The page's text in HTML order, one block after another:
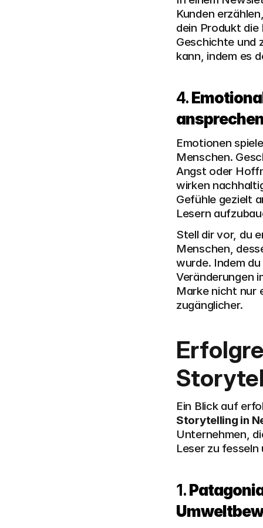
Kunden
dein Produkt die
Geschichte und
kann, indem es
4.
Emotionen
Menschen.
Angst oder
wirken
Gefühle gezielt
Lesern
Stell dir vor, du
Menschen,
wurde. Indem
Veränderungen
Marke nicht nur
zugänglicher.
Storytelling in
Unternehmen,
Leser zu
1.